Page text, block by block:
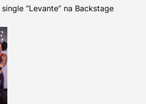
“Levante” na Backstage